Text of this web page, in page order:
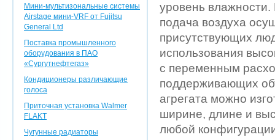
Мини-мультизональные системы
Airstage мини-VRF от Fujitsu
General Ltd
Поставка промышленного
оборудования в ПАО
«Сургутнефтегаз»
Кондиционеры различающие
голоса
Приточная установка Walmer
FLAKT
Чугунные радиаторы
уровень влажности.
подача воздуха
присутствующих
использования
с переменным
поддерживающих
агрегата можно
ширине, длине и
любой